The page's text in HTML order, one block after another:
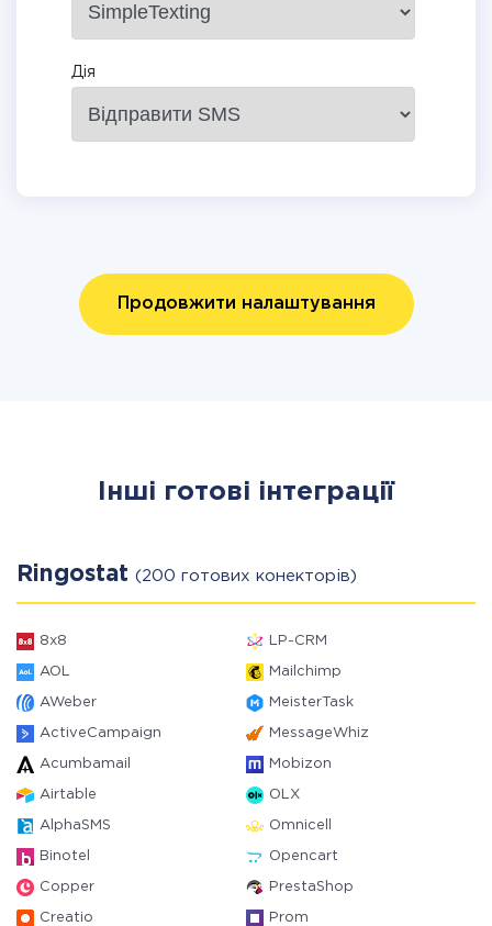
Дія
Продовжити налаштування
Інші готові інтеграції
Ringostat (200 готових конекторів)
8x8 LP-CRM
AOL Mailchimp
AWeber MeisterTask
ActiveCampaign MessageWhiz
Acumbamail Mobizon
Airtable OLX
AlphaSMS Omnicell
Binotel Opencart
Copper PrestaShop
Creatio Prom